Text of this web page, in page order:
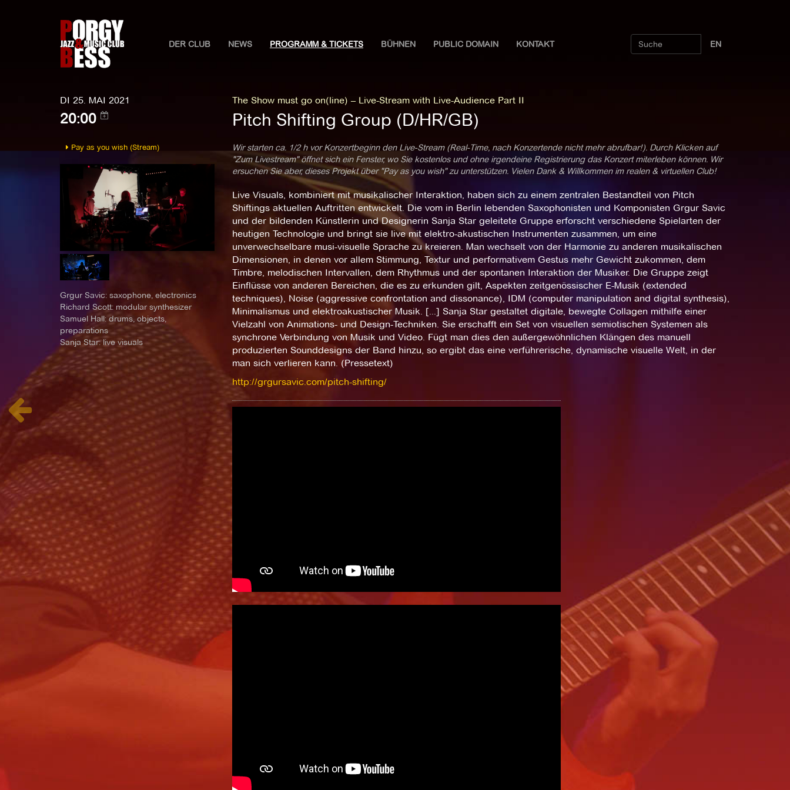
DER CLUB NEWS PROGRAMM & TICKETS BÜHNEN PUBLIC DOMAIN KONTAKT EN
DI 25. MAI 2021
20:00
The Show must go on(line) – Live-Stream with Live-Audience Part II
Pitch Shifting Group (D/HR/GB)
Pay as you wish (Stream)
Grgur Savic: saxophone, electronics
Richard Scott: modular synthesizer
Samuel Hall: drums, objects,
preparations
Sanja Star: live visuals
Wir starten ca. 1/2 h vor Konzertbeginn den Live-Stream (Real-Time, nach Konzertende nicht mehr abrufbar!). Durch Klicken auf
"Zum Livestream" öffnet sich ein Fenster, wo Sie kostenlos und ohne irgendeine Registrierung das Konzert miterleben können. Wir
ersuchen Sie aber, dieses Projekt über "Pay as you wish" zu unterstützen. Vielen Dank & Willkommen im realen & virtuellen Club!
Live Visuals, kombiniert mit musikalischer Interaktion, haben sich zu einem zentralen Bestandteil von Pitch
Shiftings aktuellen Auftritten entwickelt. Die vom in Berlin lebenden Saxophonisten und Komponisten Grgur Savic
und der bildenden Künstlerin und Designerin Sanja Star geleitete Gruppe erforscht verschiedene Spielarten der
heutigen Technologie und bringt sie live mit elektro-akustischen Instrumenten zusammen, um eine
unverwechselbare musi-visuelle Sprache zu kreieren. Man wechselt von der Harmonie zu anderen musikalischen
Dimensionen, in denen vor allem Stimmung, Textur und performativem Gestus mehr Gewicht zukommen, dem
Timbre, melodischen Intervallen, dem Rhythmus und der spontanen Interaktion der Musiker. Die Gruppe zeigt
Einflüsse von anderen Bereichen, die es zu erkunden gilt, Aspekten zeitgenössischer E-Musik (extended
techniques), Noise (aggressive confrontation and dissonance), IDM (computer manipulation and digital synthesis),
Minimalismus und elektroakustischer Musik. [...] Sanja Star gestaltet digitale, bewegte Collagen mithilfe einer
Vielzahl von Animations- und Design-Techniken. Sie erschafft ein Set von visuellen semiotischen Systemen als
synchrone Verbindung von Musik und Video. Fügt man dies den außergewöhnlichen Klängen des manuell
produzierten Sounddesigns der Band hinzu, so ergibt das eine verführerische, dynamische visuelle Welt, in der
man sich verlieren kann. (Pressetext)
http://grgursavic.com/pitch-shifting/